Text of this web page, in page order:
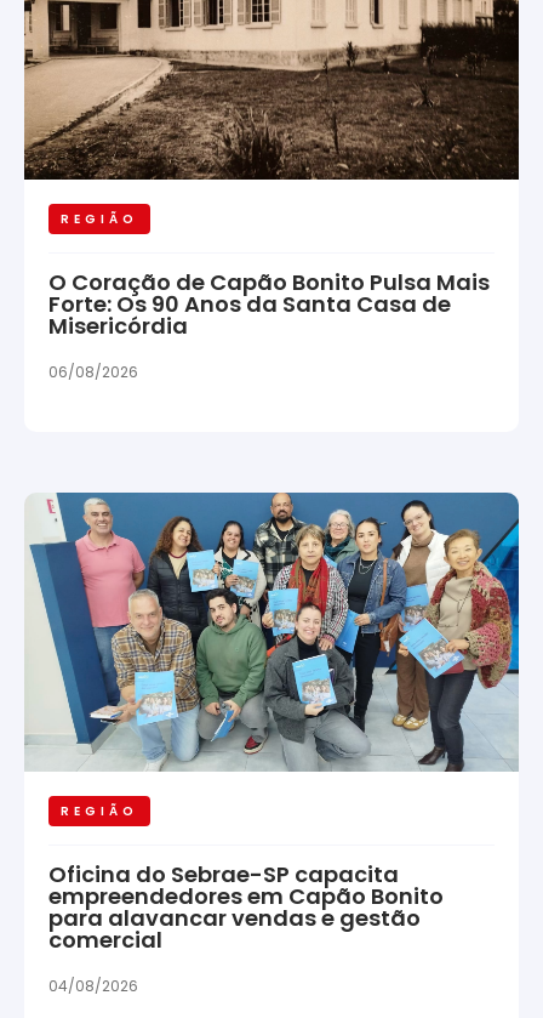
REGIÃO
O Coração de Capão Bonito Pulsa Mais
Forte: Os 90 Anos da Santa Casa de
Misericórdia
06/08/2026
REGIÃO
Oficina do Sebrae-SP capacita
empreendedores em Capão Bonito
para alavancar vendas e gestão
comercial
04/08/2026